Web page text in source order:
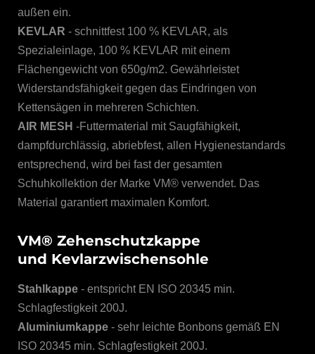
außen ein.
KEVLAR - schnittfest 100 % KEVLAR, als
Spezialeinlage, 100 % KEVLAR mit einem
Flächengewicht von 650g/m2. Gewährleistet
Widerstandsfähigkeit gegen das Eindringen von
Kettensägen in mehreren Schichten.
AIR MESH -Futtermaterial mit Saugfähigkeit,
dampfdurchlässig, abriebfest, allen Hygienestandards
entsprechend, wird bei fast der gesamten
Schuhkollektion der Marke VM® verwendet. Das
Material garantiert maximalen Komfort.
VM® Zehenschutzkappe
und Kevlarzwischensohle
Stahlkappe - entspricht EN ISO 20345 min.
Schlagfestigkeit 200J.​​​​​​​
Aluminiumkappe - sehr leichte Bonbons gemäß EN
ISO 20345 min. Schlagfestigkeit 200J.​​​​​​​